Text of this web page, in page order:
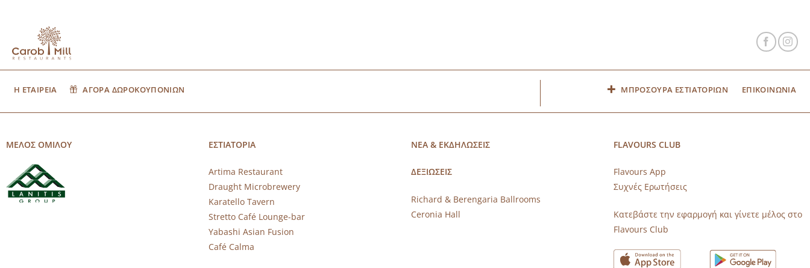
Η ΕΤΑΙΡΕΙΑ ΑΓΟΡΑ ΔΩΡΟΚΟΥΠΟΝΙΩΝ ΜΠΡΟΣΟΥΡΑ ΕΣΤΙΑΤΟΡΙΩΝ ΕΠΙΚΟΙΝΩΝΙΑ
ΜΕΛΟΣ ΟΜΙΛΟΥ ΕΣΤΙΑΤΟΡΙΑ
Artima Restaurant
Draught Microbrewery
Karatello Tavern
Stretto Café Lounge-bar
Yabashi Asian Fusion
Café Calma
ΝΕΑ & ΕΚΔΗΛΩΣΕΙΣ
ΔΕΞΙΩΣΕΙΣ
Richard & Berengaria Ballrooms
Ceronia Hall
FLAVOURS CLUB
Flavours App
Συχνές Ερωτήσεις
Κατεβάστε την εφαρμογή και γίνετε μέλος στο
Flavours Club